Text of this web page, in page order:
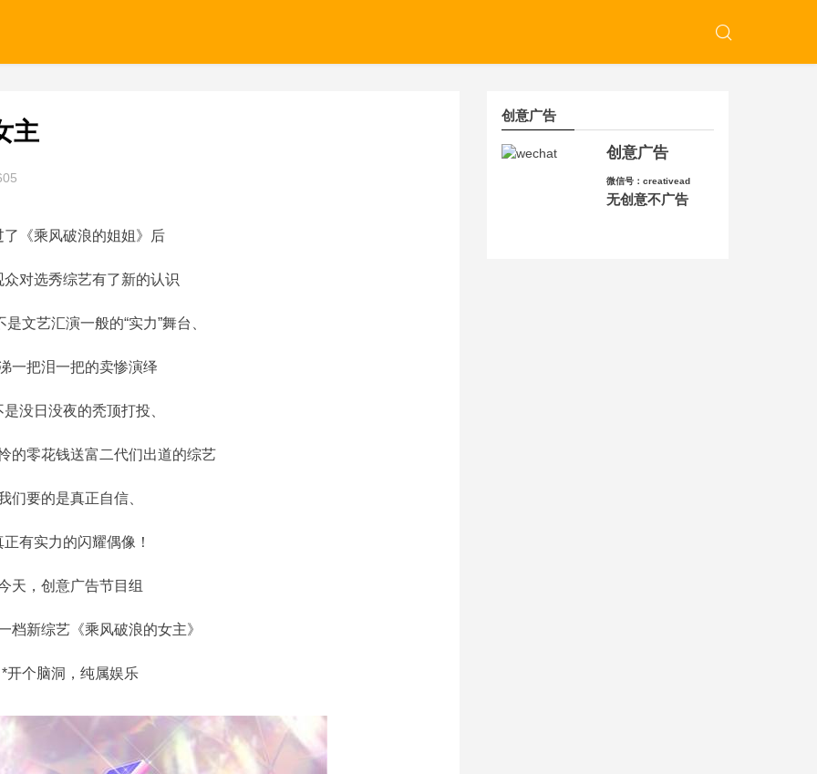
主
了《乘风破浪的姐姐》后
众对选秀综艺有了新的认识
文艺汇演一般的“实力”舞台、
一把泪一把的卖惨演绎
是没日没夜的秃顶打投、
的零花钱送富二代们出道的综艺
们要的是真正自信、
正有实力的闪耀偶像！
天，创意广告节目组
档新综艺《乘风破浪的女主》
*开个脑洞，纯属娱乐
创意广告
创意广告
微信号：creativead
无创意不广告